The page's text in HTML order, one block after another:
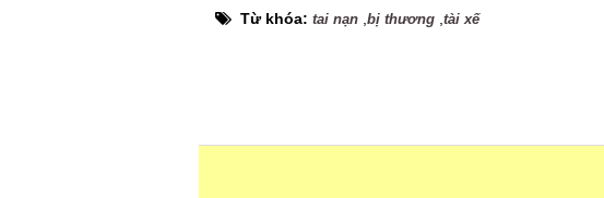
Từ khóa: tai nạn bị thương tài xế